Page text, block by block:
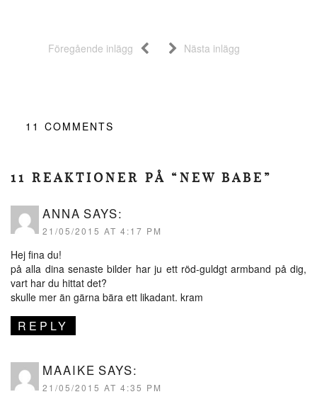
Föregående inlägg Nästa inlägg
11 COMMENTS
11 REAKTIONER PÅ “NEW BABE”
ANNA SAYS:
21/05/2015 AT 4:17 PM
Hej fina du!
på alla dina senaste bilder har ju ett röd-guldgt armband på dig,
vart har du hittat det?
skulle mer än gärna bära ett likadant. kram
REPLY
MAAIKE SAYS:
21/05/2015 AT 4:35 PM